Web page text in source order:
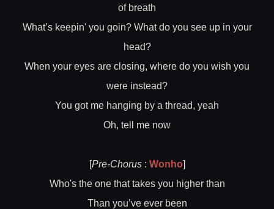
of breath
What’s keepin' you goin? What do you see up in your
head?
When your eyes are closing, where do you wish you
were instead?
You got me hanging by a thread, yeah
Oh, tell me now
[Pre-Chorus: Wonho]
Who's the one that takes you higher than
Than you’ve ever been